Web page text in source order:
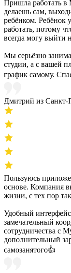
Пришла работать в
делаешь сам,
ребёнком. Ребёнок
работать, потому
всегда могу выйти
Мы серьёзно
студии, а с вашей
график самому.
Дмитрий из Санкт-
Пользуюсь
основе. Компания
жизни, с тех пор
Удобный
замечательный
сотрудничества с
дополнительный
самозанятого👍